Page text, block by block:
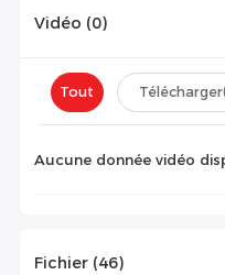
Vidéo (0)
Tout
Aucune donnée vidéo
Fichier (46)